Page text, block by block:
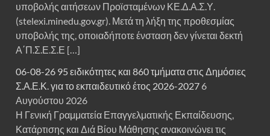
υποβολής αιτήσεων Προϊσταμένων ΚΕ.Δ.Α.Σ.Υ.
(stelexi.minedu.gov.gr). Μετά τη λήξη της προθεσμίας
υποβολής της, οποιαδήποτε ένσταση δεν γίνεται δεκτή
Α΄Π.Σ.Ε.Σ.Ε […]
06-08-26 95 ειδικότητες και 860 τμήματα στις Δημόσιες
Σ.Α.Ε.Κ. για το εκπαιδευτικό έτος 2026-2027 6
Αυγούστου 2026
Η Γενική Γραμματεία Επαγγελματικής Εκπαίδευσης,
Κατάρτισης και Διά Βίου Μάθησης ανακοινώνει τις